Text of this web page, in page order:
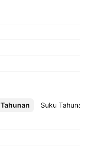
Tahunan Suku Tahunan
Lebih